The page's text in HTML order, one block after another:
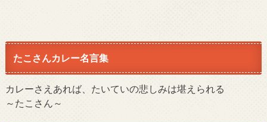
たこさんカレー名言集
カレーさえあれば、たいていの悲しみは堪えられる
～たこさん～